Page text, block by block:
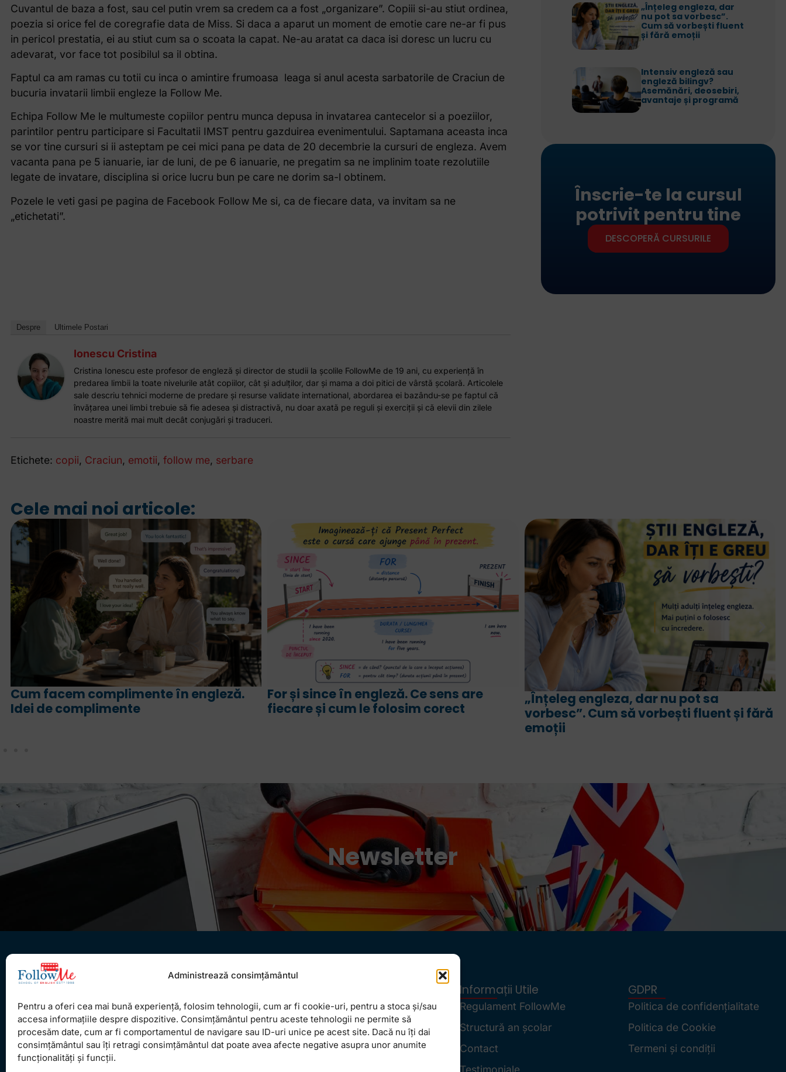
Administrează consimțământul
Pentru a oferi cea mai bună experiență, folosim tehnologii, cum ar fi cookie-uri, pentru a stoca și/sau
accesa informațiile despre dispozitive. Consimțământul pentru aceste tehnologii ne permite să
procesăm date, cum ar fi comportamentul de navigare sau ID-uri unice pe acest site. Dacă nu îți dai
consimțământul sau îți retragi consimțământul dat poate avea afecte negative asupra unor anumite
funcționalități și funcții.
Cuvantul de baza a fost, sau cel putin vrem sa credem ca a fost „organizare”. Copiii si-au stiut ordinea,
poezia si orice fel de coregrafie data de Miss. Si daca a aparut un moment de emotie care ne-ar fi pus
in pericol prestatia, ei au stiut cum sa o scoata la capat. Ne-au aratat ca daca isi doresc un lucru cu
adevarat, vor face tot posibilul sa il obtina.
Faptul ca am ramas cu totii cu inca o amintire frumoasa leaga si anul acesta sarbatorile de Craciun de
bucuria invatarii limbii engleze la Follow Me.
Echipa Follow Me le multumeste copiilor pentru munca depusa in invatarea cantecelor si a poeziilor,
parintilor pentru participare si Facultatii IMST pentru gazduirea evenimentului. Saptamana aceasta inca
se vor tine cursuri si ii asteptam pe cei mici pana pe data de 20 decembrie la cursuri de engleza. Avem
vacanta pana pe 5 ianuarie, iar de luni, de pe 6 ianuarie, ne pregatim sa ne implinim toate rezolutiile
legate de invatare, disciplina si orice lucru bun pe care ne dorim sa-l obtinem.
Pozele le veti gasi pe pagina de Facebook Follow Me si, ca de fiecare data, va invitam sa ne
„etichetati”.
Despre Ultimele Postari
Ionescu Cristina
Cristina Ionescu este profesor de engleză și director de studii la școlile FollowMe de 19 ani, cu experiență în
predarea limbii la toate nivelurile atât copiilor, cât și adulților, dar și mama a doi pitici de vârstă școlară. Articolele
sale descriu tehnici moderne de predare și resurse validate international, abordarea ei bazându-se pe faptul că
învățarea unei limbi trebuie să fie adesea și distractivă, nu doar axată pe reguli și exerciții și că elevii din zilele
noastre merită mai mult decât conjugări și traduceri.
Etichete: copii, Craciun, emotii, follow me, serbare
„Înțeleg engleza, dar
nu pot sa vorbesc”.
Cum să vorbești fluent
și fără emoții
Intensiv engleză sau
engleză bilingv?
Asemănări, deosebiri,
avantaje și programă
Înscrie-te la cursul
potrivit pentru tine
DESCOPERĂ CURSURILE
Cele mai noi articole:
For și since în engleză. Ce sens are
fiecare și cum le folosim corect
„Înțeleg engleza, dar nu pot sa
vorbesc”. Cum să vorbești fluent și fără
Intensiv engleză sau engleză
Asemănări, deosebiri, avantaje și
programă
Newsletter
Ceea ce ne ghidează pe toţi cei din echipa
FollowMe este motto-ulÎnvaţă zâmbind. Vrem să
realizăm asta pentru toţi cei care ne trec pragul,
copii sau adulţi.
FollowMe Dr. Taberei
FollowMe Ghencea
FollowMe Titan
Informații Utile
Regulament FollowMe
Structură an școlar
Contact
Testimoniale
GDPR
Politica de confidențialitate
Politica de Cookie
Termeni și condiții